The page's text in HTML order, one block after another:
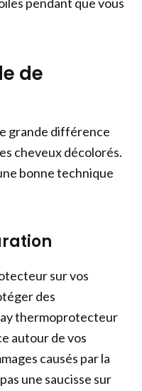
de
grande différence
cheveux décolorés.
bonne technique
sur vos
des
thermoprotecteur
autour de vos
causés par la
une saucisse sur